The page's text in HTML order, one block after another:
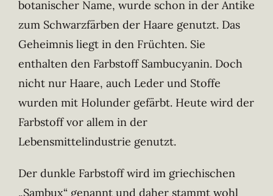
botanischer Name, wurde schon in der Antike
zum Schwarzfärben der Haare genutzt. Das
Geheimnis liegt in den Früchten. Sie
enthalten den Farbstoff Sambucyanin. Doch
nicht nur Haare, auch Leder und Stoffe
wurden mit Holunder gefärbt. Heute wird der
Farbstoff vor allem in der
Lebensmittelindustrie genutzt.
Der dunkle Farbstoff wird im griechischen
„Sambux“ genannt und daher stammt wohl